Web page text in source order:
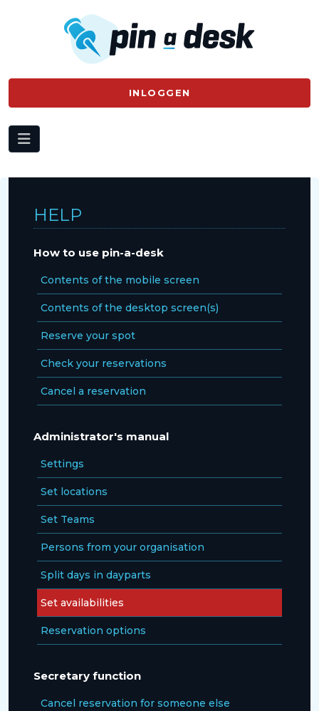
INLOGGEN
HELP
How to use pin-a-desk
Contents of the mobile screen
Contents of the desktop screen(s)
Reserve your spot
Check your reservations
Cancel a reservation
Administrator's manual
Settings
Set locations
Set Teams
Persons from your organisation
Split days in dayparts
Set availabilities
Reservation options
Secretary function
Cancel reservation for someone else